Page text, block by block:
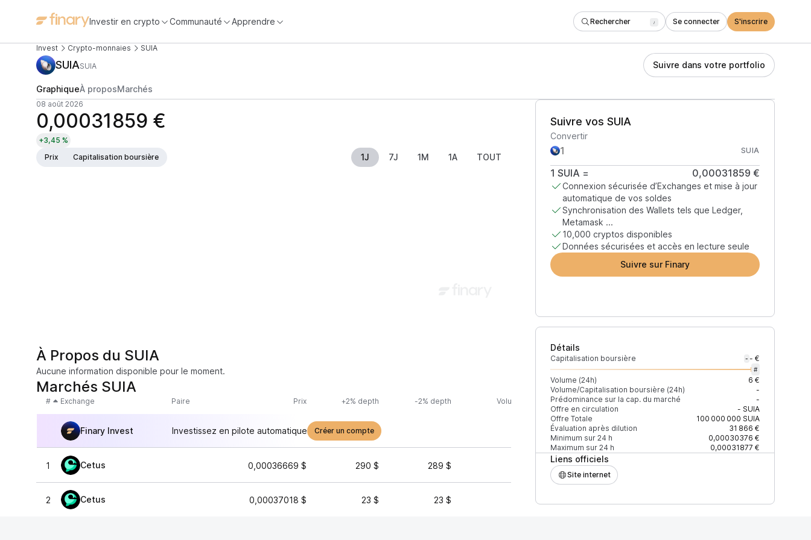
Investir en crypto Communauté Apprendre Rechercher / Se connecter S'inscrire
Invest Crypto-monnaies SUIA
SUIASUIA Suivre dans votre portfolio
GraphiqueÀ proposMarchés
08 août 2026
0,00031859 €
+3,45 %
Prix
Capitalisation boursière 1J 7J 1M 1A TOUT
Suivre vos SUIA
Convertir
SUIA
1 SUIA = 0,00031859 €
Connexion sécurisée d’Exchanges et mise à jour
automatique de vos soldes
Synchronisation des Wallets tels que Ledger,
Metamask ...
10,000 cryptos disponibles
Données sécurisées et accès en lecture seule
Suivre sur Finary
Détails
Capitalisation boursière - - €
#
Volume (24h)
6 €
Volume/Capitalisation boursière (24h)
-
Prédominance sur la cap. du marché
-
Offre en circulation
- SUIA
Offre Totale
100 000 000 SUIA
Évaluation après dilution
31 866 €
Minimum sur 24 h
0,00030376 €
Maximum sur 24 h
0,00031877 €
Liens officiels
Site internet
À Propos du SUIA
Aucune information disponible pour le moment.
Marchés SUIA
# Exchange Paire Prix +2% depth -2% depth Volume (24h) % du volume Confiance Mis à jour
Finary Invest Investissez en pilote automatique Créer un compte
1 Cetus 0,00036669 $ 290 $ 289 $ 54,15 %
2 Cetus 0,00037018 $ 23 $ 23 $ 3 $